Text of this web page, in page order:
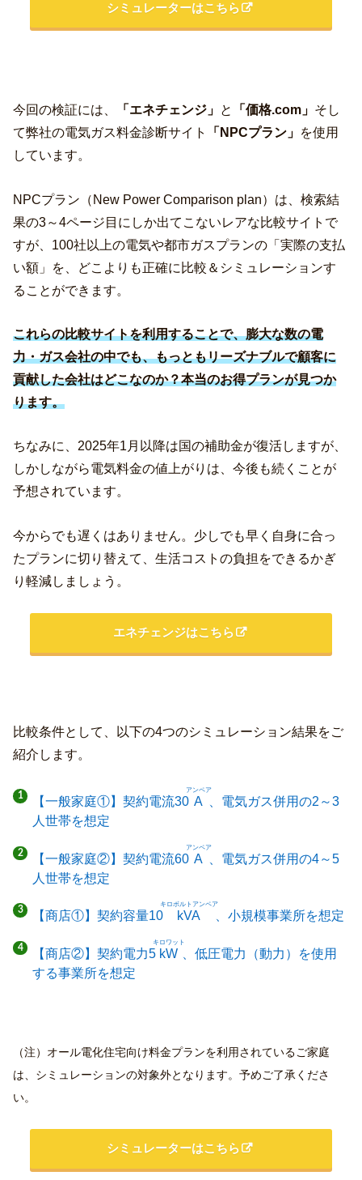
シミュレーターはこちら
今回の検証には、 「エネチェンジ」 と 「価格.com」 そし
て弊社の電気ガス料金診断サイト
「NPCプラン」 を使用
しています。
NPCプラン（New Power Comparison plan）は、検索結
果の3～4ページ目にしか出てこないレアな比較サイトで
すが、100社以上の電気や都市ガスプランの「実際の支払
い額」を、どこよりも正確に比較＆シミュレーションす
ることができます。
これらの比較サイトを利用することで、膨大な数の電
力・ガス会社の中でも、もっともリーズナブルで顧客に
貢献した会社はどこなのか？本当のお得プランが見つか
ります。
ちなみに、2025年1月以降は国の補助金が復活しますが、
しかしながら電気料金の値上がりは、今後も続くことが
予想されています。
今からでも遅くはありません。少しでも早く自身に合っ
たプランに切り替えて、生活コストの負担をできるかぎ
り軽減しましょう。
エネチェンジはこちら
比較条件として、以下の4つのシミュレーション結果をご
紹介します。
【一般家庭①】契約電流30 A
アンペア
、電気ガス併用の2～3
人世帯を想定
【一般家庭②】契約電流60 A
アンペア
、電気ガス併用の4～5
人世帯を想定
【商店①】契約容量10 kVA
キロボルトアンペア
、小規模事業所を想定
【商店②】契約電力5 kW
キロワット
、低圧電力（動力）を使用
する事業所を想定
（注）オール電化住宅向け料金プランを利用されているご家庭
は、シミュレーションの対象外となります。予めご了承くださ
い。
シミュレーターはこちら